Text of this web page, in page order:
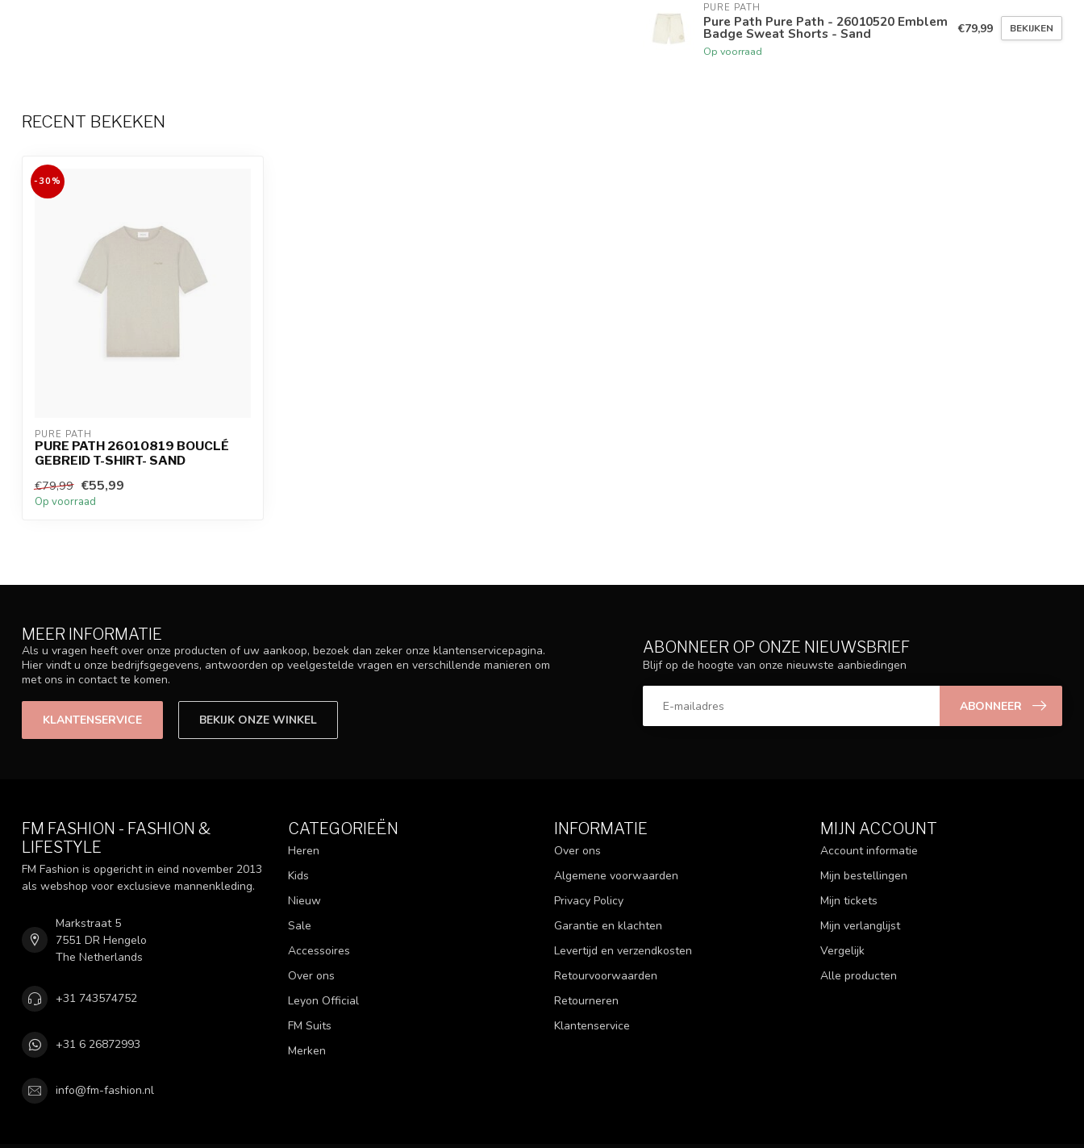
PURE PATH
Pure Path Pure Path - 26010520 Emblem
Badge Sweat Shorts - Sand
Op voorraad
€79,99 BEKIJKEN
RECENT BEKEKEN
-30%
PURE PATH
PURE PATH 26010819 BOUCLÉ
GEBREID T-SHIRT- SAND
€79,99 €55,99
Op voorraad
MEER INFORMATIE
Als u vragen heeft over onze producten of uw aankoop, bezoek dan zeker onze klantenservicepagina.
Hier vindt u onze bedrijfsgegevens, antwoorden op veelgestelde vragen en verschillende manieren om
met ons in contact te komen.
KLANTENSERVICE BEKIJK ONZE WINKEL
ABONNEER OP ONZE NIEUWSBRIEF
Blijf op de hoogte van onze nieuwste aanbiedingen
ABONNEER
FM FASHION - FASHION &
LIFESTYLE
FM Fashion is opgericht in eind november 2013
als webshop voor exclusieve mannenkleding.
Markstraat 5
7551 DR Hengelo
The Netherlands
+31 743574752
+31 6 26872993
info@fm-fashion.nl
CATEGORIEËN
Heren
Kids
Nieuw
Sale
Accessoires
Over ons
Leyon Official
FM Suits
Merken
INFORMATIE
Over ons
Algemene voorwaarden
Privacy Policy
Garantie en klachten
Levertijd en verzendkosten
Retourvoorwaarden
Retourneren
Klantenservice
MIJN ACCOUNT
Account informatie
Mijn bestellingen
Mijn tickets
Mijn verlanglijst
Vergelijk
Alle producten